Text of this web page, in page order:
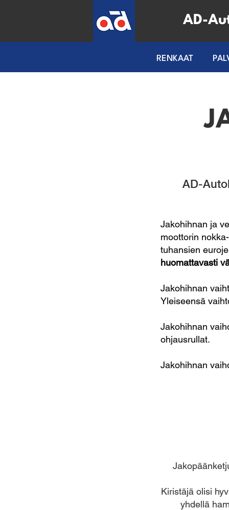
AD-
RENKAAT
AD-
Jakohihnan ja
moottorin
tuhansien
huomattavasti
Jakohihnan
Yleiseensä
Jakohihnan
ohjausrullat.
Jakohihnan
Kiristäjä olisi
yhdellä